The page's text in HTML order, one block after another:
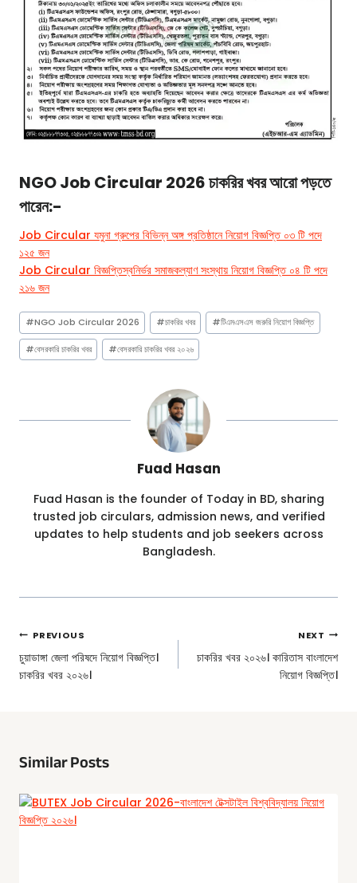
NGO Job Circular 2026চাকরির খবরআরো পড়তে
পারেন:-
Job Circular যমুনা গ্রুপের বিভিন্ন অঙ্গ প্রতিষ্ঠানে নিয়োগ বিজ্ঞপ্তি ০৩ টি পদে
১২৫ জন
Job Circular বিজ্ঞপ্তিস্বনির্ভর সমাজকল্যাণ সংস্থায় নিয়োগ বিজ্ঞপ্তি ০৪ টি পদে
২১৬ জন
Post
Tags:
#NGO Job Circular 2026 #চাকরির খবর #টিএমএসএস জরুরি নিয়োগ বিজ্ঞপ্তি
#বেসরকারি চাকরির খবর #বেসরকারি চাকরির খবর ২০২৬
Fuad Hasan
Fuad Hasan is the founder of Today in BD, sharing
trusted job circulars, admission news, and verified
updates to help students and job seekers across
Bangladesh.
Post
Navigation
PREVIOUS
চুয়াডাঙ্গা জেলা পরিষদে নিয়োগ বিজ্ঞপ্তি।
চাকরির খবর ২০২৬।
NEXT
চাকরির খবর ২০২৬। কারিতাস বাংলাদেশ
নিয়োগ বিজ্ঞপ্তি।
Similar Posts